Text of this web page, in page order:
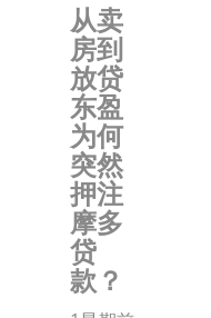
从卖
房到
放贷
东盈
为何
突然
押注
摩多
贷
款？